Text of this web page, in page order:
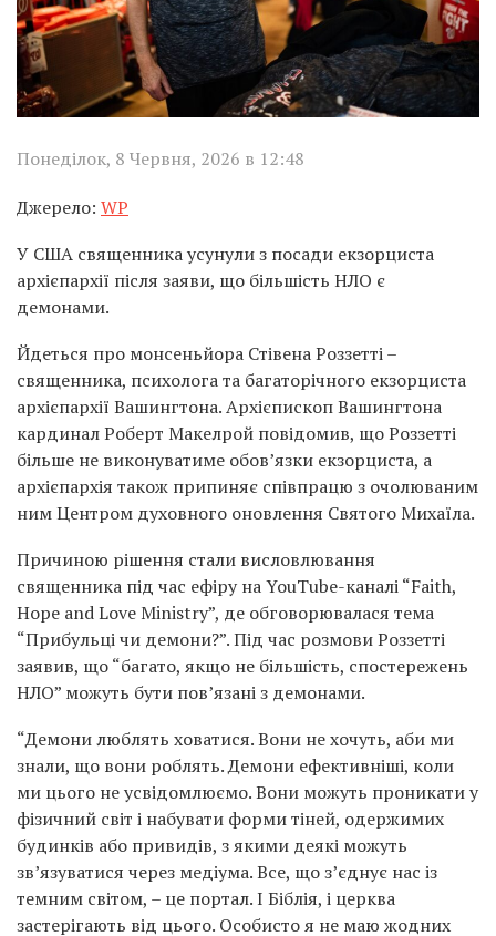
Понеділок, 8 Червня, 2026 в 12:48
Джерело: WP
У США священника усунули з посади екзорциста
архієпархії після заяви, що більшість НЛО є
демонами.
Йдеться про монсеньйора Стівена Роззетті –
священника, психолога та багаторічного екзорциста
архієпархії Вашингтона. Архієпископ Вашингтона
кардинал Роберт Макелрой повідомив, що Роззетті
більше не виконуватиме обов’язки екзорциста, а
архієпархія також припиняє співпрацю з очолюваним
ним Центром духовного оновлення Святого Михаїла.
Причиною рішення стали висловлювання
священника під час ефіру на YouTube-каналі “Faith,
Hope and Love Ministry”, де обговорювалася тема
“Прибульці чи демони?”. Під час розмови Роззетті
заявив, що “багато, якщо не більшість, спостережень
НЛО” можуть бути пов’язані з демонами.
“Демони люблять ховатися. Вони не хочуть, аби ми
знали, що вони роблять. Демони ефективніші, коли
ми цього не усвідомлюємо. Вони можуть проникати у
фізичний світ і набувати форми тіней, одержимих
будинків або привидів, з якими деякі можуть
зв’язуватися через медіума. Все, що з’єднує нас із
темним світом, – це портал. І Біблія, і церква
застерігають від цього. Особисто я не маю жодних